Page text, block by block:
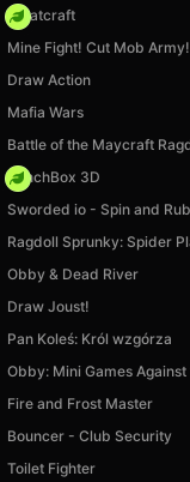
Whatcraft
Mine Fight! Cut Mob Army!
Draw Action
Mafia Wars
Battle of the Maycraft
PunchBox 3D
Sworded io - Spin and Rub
Ragdoll Sprunky: Spider
Obby & Dead River
Draw Joust!
Pan Koleś: Król wzgórza
Obby: Mini Games
Fire and Frost Master
Bouncer - Club Security
Toilet Fighter